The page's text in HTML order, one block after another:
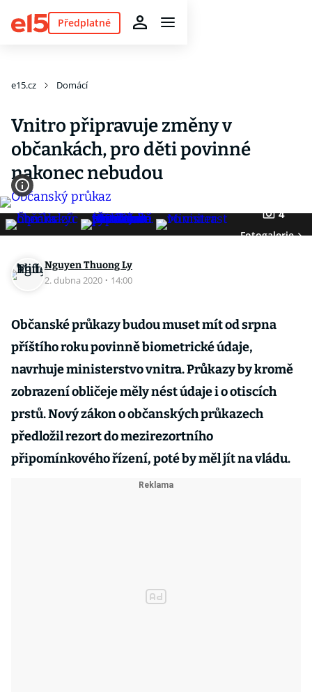
Předplatné
e15.cz Domácí
Vnitro připravuje změny v
občankách, pro děti povinné
nakonec nebudou
4
Fotogalerie
Nguyen Thuong Ly
2. dubna 2020 · 14:00
Občanské průkazy budou muset mít od srpna
příštího roku povinně biometrické údaje,
navrhuje ministerstvo vnitra. Průkazy by kromě
zobrazení obličeje měly nést údaje i o otiscích
prstů. Nový zákon o občanských průkazech
předložil rezort do mezirezortního
připomínkového řízení, poté by měl jít na vládu.